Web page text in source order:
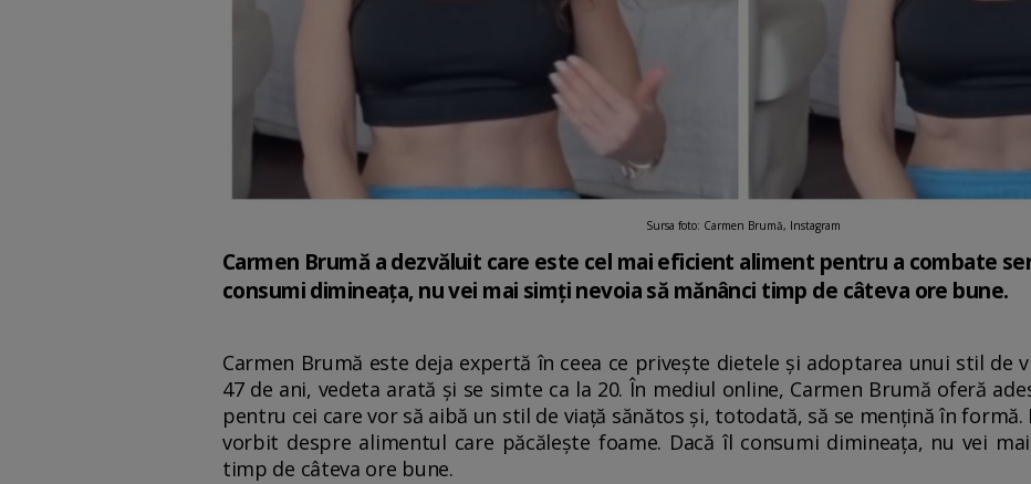
Sursa foto: Carmen Brumă, Instagram
Carmen Brumă a dezvăluit care este cel mai eficient aliment pentru a combate
consumi dimineața, nu vei mai simți nevoia să mănânci timp de câteva ore bune.
Carmen Brumă este deja expertă în ceea ce privește dietele și adoptarea unui stil de
47 de ani, vedeta arată și se simte ca la 20. În mediul online, Carmen Brumă oferă
pentru cei care vor să aibă un stil de viață sănătos și, totodată, să se mențină în formă.
vorbit despre alimentul care păcălește foame. Dacă îl consumi dimineața, nu vei
timp de câteva ore bune.